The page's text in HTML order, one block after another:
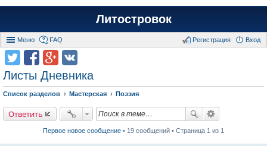
Литостровок
Меню FAQ Вход
Регистрация
Листы Дневника
Список разделов Мастерская Поэзия
Ответить
Первое новое сообщение • 19 сообщений • Страница 1 из 1